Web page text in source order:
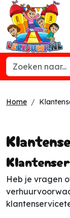
Home
Heb je vragen